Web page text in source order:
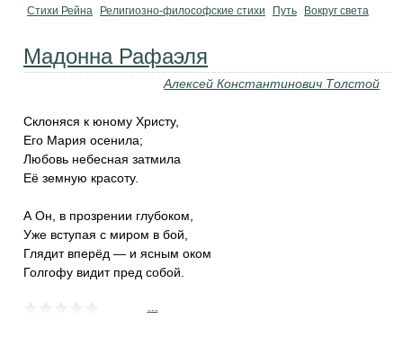
Стихи Рейна
Религиозно-философские стихи Путь Вокруг света
Мадонна Рафаэля
Алексей Константинович Толстой
Склоняся к юному Христу,
Его Мария осенила;
Любовь небесная затмила
Её земную красоту.
А Он, в прозрении глубоком,
Уже вступая с миром в бой,
Глядит вперёд — и ясным оком
Голгофу видит пред собой.